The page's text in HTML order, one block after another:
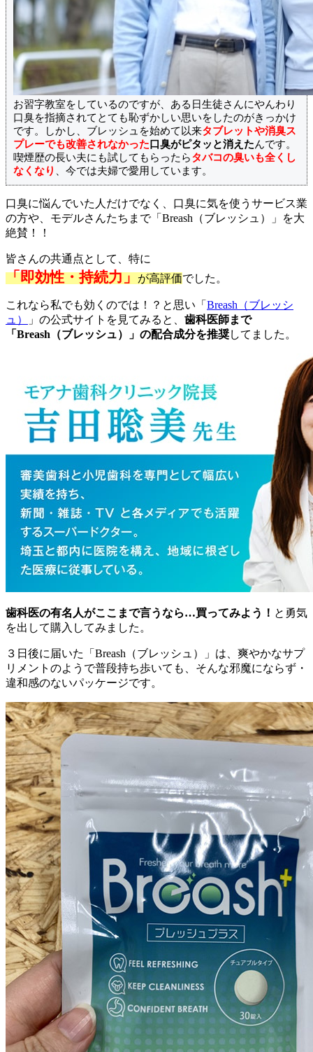
お習字教室をしているのですが、ある日生徒さんにやんわり
口臭を指摘されてとても恥ずかしい思いをしたのがきっかけ
です。しかし、ブレッシュを始めて以来タブレットや消臭ス
プレーでも改善されなかった 口臭がピタッと消えたんです。
喫煙歴の長い夫にも試してもらったらタバコの臭いも全くし
なくなり
、今では夫婦で愛用しています。
口臭に悩んでいた人だけでなく、口臭に気を使うサービス業
の方や、モデルさんたちまで「Breash（ブレッシュ）」を大
絶賛！！
皆さんの共通点として、特に
「即効性・持続力」が高評価でした。
これなら私でも効くのでは！？と思い「 Breash（ブレッシ
ュ）
」の公式サイトを見てみると、 歯科医師まで
「Breash（ブレッシュ）」の配合成分を推奨してました。
歯科医の有名人がここまで言うなら…買ってみよう！ と勇気
を出して購入してみました。
３日後に届いた「Breash（ブレッシュ）」は、爽やかなサプ
リメントのようで普段持ち歩いても、そんな邪魔にならず・
違和感のないパッケージです。